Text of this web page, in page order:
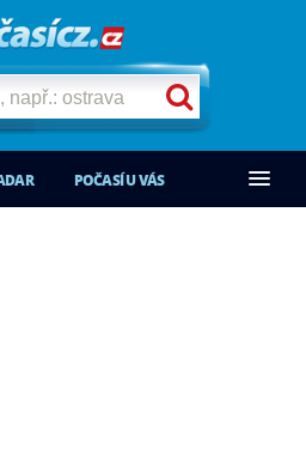
POČASÍ U VÁS